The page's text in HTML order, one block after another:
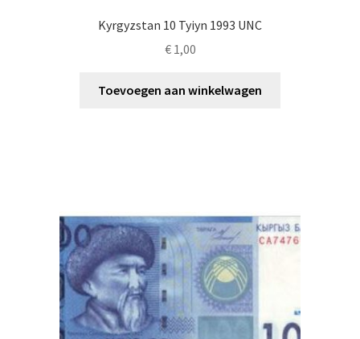
Kyrgyzstan 10 Tyiyn 1993 UNC
€1,00
Toevoegen aan winkelwagen